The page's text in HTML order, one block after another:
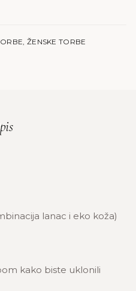
, ŽENSKE TORBE
lanac i eko koža)
kako biste uklonili